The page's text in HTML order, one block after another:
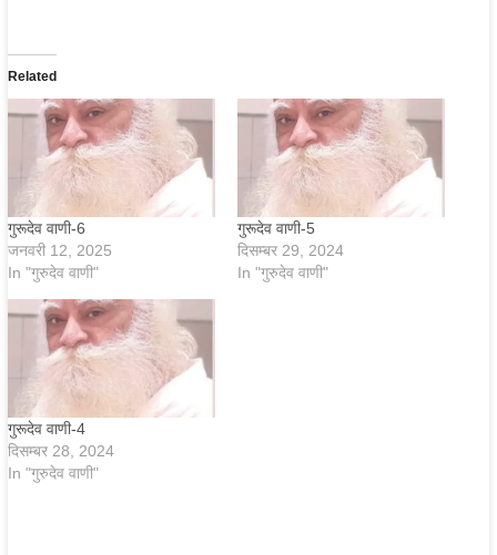
Related
गुरूदेव वाणी-6
जनवरी 12, 2025
In "गुरुदेव वाणी"
गुरूदेव वाणी-5
दिसम्बर 29, 2024
In "गुरुदेव वाणी"
गुरूदेव वाणी-4
दिसम्बर 28, 2024
In "गुरुदेव वाणी"